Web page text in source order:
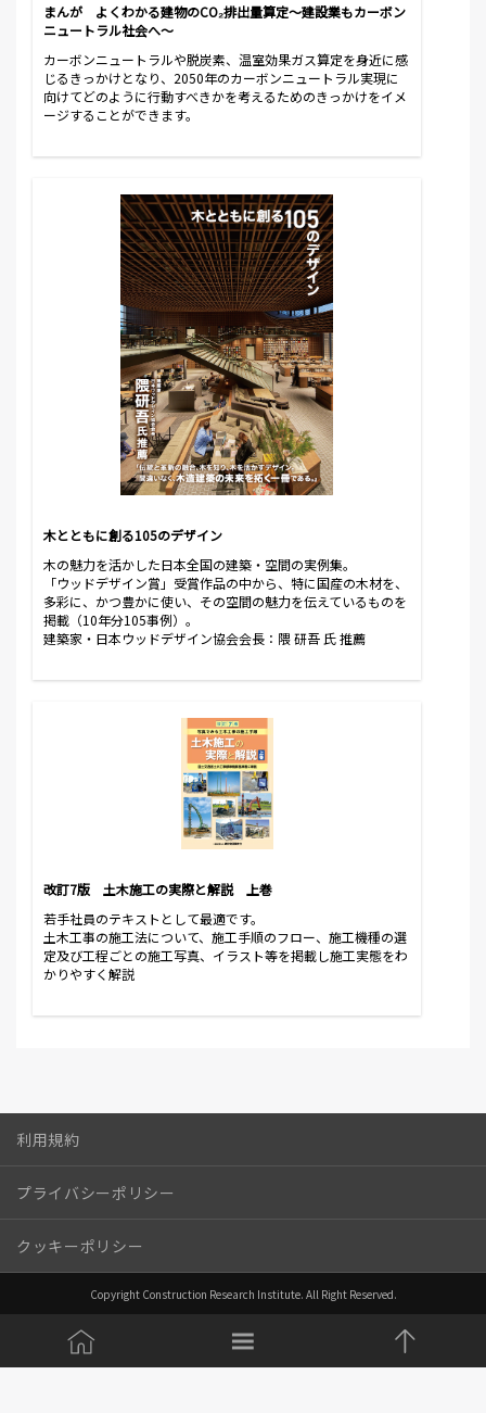
まんが よくわかる建物のCO₂排出量算定～建設業もカーボン
ニュートラル社会へ～
カーボンニュートラルや脱炭素、温室効果ガス算定を身近に感
じるきっかけとなり、2050年のカーボンニュートラル実現に
向けてどのように行動すべきかを考えるためのきっかけをイメ
ージすることができます。
木とともに創る105のデザイン
木の魅力を活かした日本全国の建築・空間の実例集。
「ウッドデザイン賞」受賞作品の中から、特に国産の木材を、
多彩に、かつ豊かに使い、その空間の魅力を伝えているものを
掲載（10年分105事例）。
建築家・日本ウッドデザイン協会会長：隈 研吾 氏 推薦
改訂7版 土木施工の実際と解説 上巻
若手社員のテキストとして最適です。
土木工事の施工法について、施工手順のフロー、施工機種の選
定及び工程ごとの施工写真、イラスト等を掲載し施工実態をわ
かりやすく解説
利用規約
プライバシーポリシー
クッキーポリシー
Copyright Construction Research Institute. All Right Reserved.